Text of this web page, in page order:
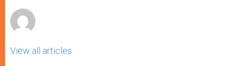
View all articles